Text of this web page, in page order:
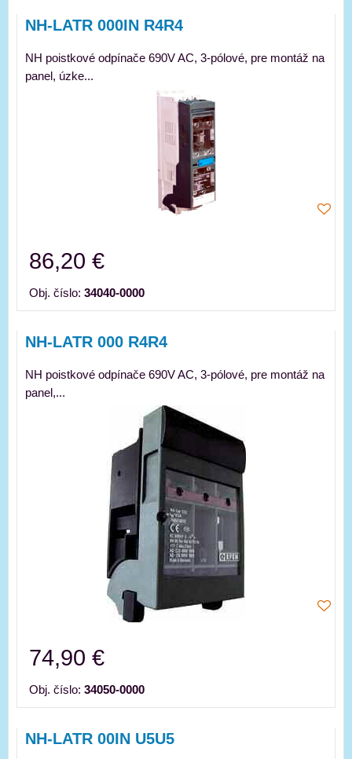
Mriežka
NH-LATR 000IN R4R4
NH poistkové odpínače 690V AC, 3-pólové, pre montáž na
panel, úzke...
86,20 €
Obj. číslo: 34040-0000
NH-LATR 000 R4R4
NH poistkové odpínače 690V AC, 3-pólové, pre montáž na
panel,...
74,90 €
Obj. číslo: 34050-0000
NH-LATR 00IN U5U5